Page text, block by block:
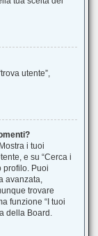
utente”,
i tuoi
e su “Cerca i
profilo. Puoi
avanzata,
trovare
funzione “I tuoi
della Board.